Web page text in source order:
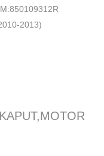
2013)